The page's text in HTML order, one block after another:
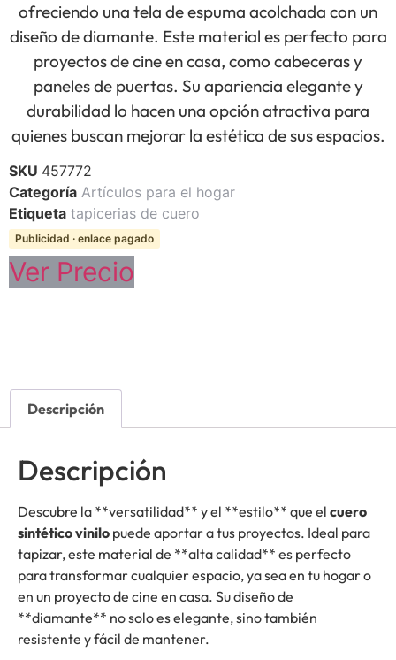
ofreciendo una tela de espuma acolchada con un
diseño de diamante. Este material es perfecto para
proyectos de cine en casa, como cabeceras y
paneles de puertas. Su apariencia elegante y
durabilidad lo hacen una opción atractiva para
quienes buscan mejorar la estética de sus espacios.
SKU 457772
Categoría Artículos para el hogar
Etiqueta tapicerias de cuero
Publicidad · enlace pagado
Ver Precio
Descripción
Descripción
Descubre la **versatilidad** y el **estilo** que el cuero
sintético vinilo puede aportar a tus proyectos. Ideal para
tapizar, este material de **alta calidad** es perfecto
para transformar cualquier espacio, ya sea en tu hogar o
en un proyecto de cine en casa. Su diseño de
**diamante** no solo es elegante, sino también
resistente y fácil de mantener.